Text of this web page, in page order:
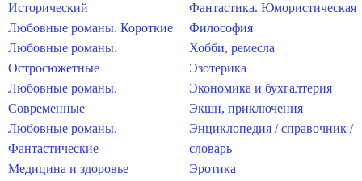
Исторический
Любовные романы. Короткие
Любовные романы.
Остросюжетные
Любовные романы.
Современные
Любовные романы.
Фантастические
Медицина и здоровье
Фантастика. Юмористическая
Философия
Хобби, ремесла
Эзотерика
Экономика и бухгалтерия
Экшн, приключения
Энциклопедия / справочник /
словарь
Эротика